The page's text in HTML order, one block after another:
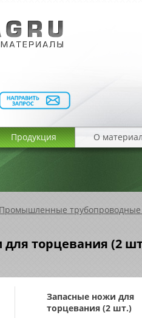
Продукция О
Промышленные
торцевания (2
Запасные ножи для
торцевания (2 шт.)